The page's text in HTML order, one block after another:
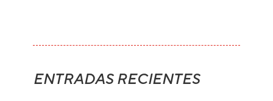
ENTRADAS RECIENTES